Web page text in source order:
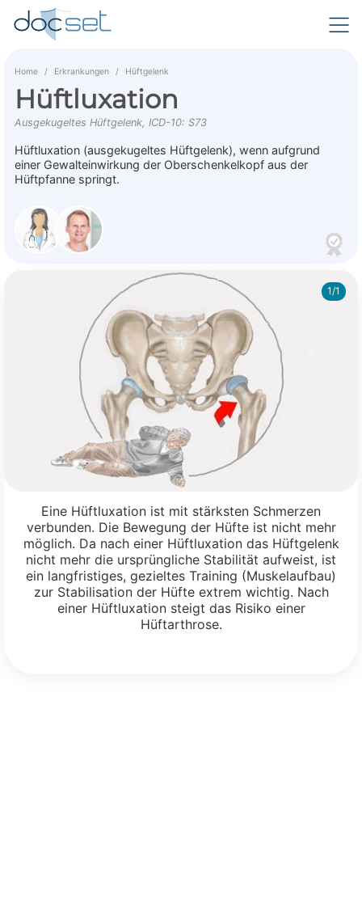
Home Erkrankungen Hüftgelenk
Hüftluxation
Ausgekugeltes Hüftgelenk, ICD-10: S73
Hüftluxation (ausgekugeltes Hüftgelenk), wenn aufgrund
einer Gewalteinwirkung der Oberschenkelkopf aus der
Hüftpfanne springt.
1/1
Eine Hüftluxation ist mit stärksten Schmerzen
verbunden. Die Bewegung der Hüfte ist nicht mehr
möglich. Da nach einer Hüftluxation das Hüftgelenk
nicht mehr die ursprüngliche Stabilität aufweist, ist
ein langfristiges, gezieltes Training (Muskelaufbau)
zur Stabilisation der Hüfte extrem wichtig. Nach
einer Hüftluxation steigt das Risiko einer
Hüftarthrose.